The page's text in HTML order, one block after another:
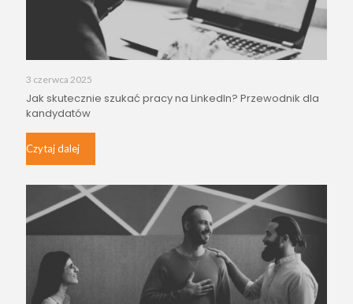
3 czerwca 2025
Jak skutecznie szukać pracy na LinkedIn? Przewodnik dla
kandydatów
Czytaj dalej